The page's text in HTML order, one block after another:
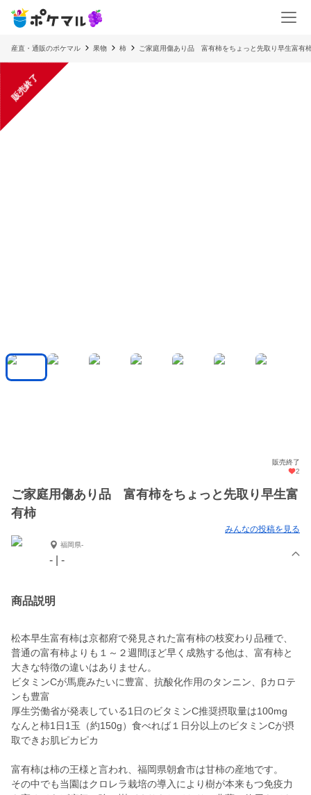
産直・通販のポケマル 果物 柿 ご家庭用傷あり品 富有柿をちょっと先取り早生富有
販売終了
販売終了
2
ご家庭用傷あり品 富有柿をちょっと先取り早生富
有柿
みんなの投稿を見る
福岡県-
- | -
商品説明
松本早生富有柿は京都府で発見された富有柿の枝変わり品種で、
普通の富有柿よりも１～２週間ほど早く成熟する他は、富有柿と
大きな特徴の違いはありません。
ビタミンCが馬鹿みたいに豊富、抗酸化作用のタンニン、βカロテ
ンも豊富
厚生労働省が発表している1日のビタミンC推奨摂取量は100mg
なんと柿1日1玉（約150g）食べれば１日分以上のビタミンCが摂
取できお肌ピカピカ
富有柿は柿の王様と言われ、福岡県朝倉市は甘柿の産地です。
その中でも当園はクロレラ栽培の導入により樹が本来もつ免疫力